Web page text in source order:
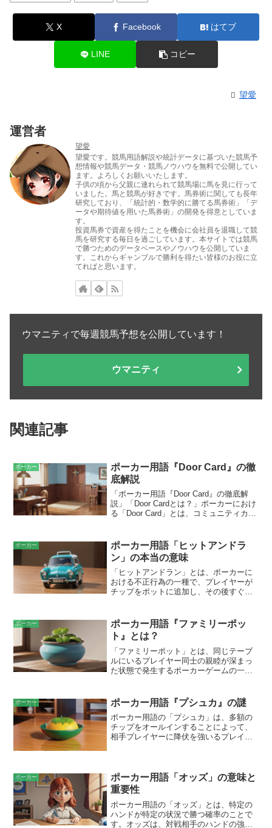
X Facebook はてブ
LINE コピー
望愛
運営者
望愛
望愛です。競馬用語解説や統計データに基づいた競馬予
想情報や競馬データ・競馬ノウハウを無料で公開してい
ます。よろしくお願いいたします。
子供の頃から父親に連れられて競馬場に馬を見に行って
いました。馬と競馬が好きです。馬券術に関しても長年
研究しており、「統計的・数学的に勝てる馬券術」「デ
ータや期待値を用いた馬券術」の開発を得意としていま
す。
投資馬券で資産を得たことを機会に会社員を退職して競
馬を研究する毎日を過ごしています。本サイトでは競馬
で勝つためのデータベースやノウハウを公開していま
す。これからギャンブルで勝利を得たい皆様のお役に立
てればと思います。
ウマニティで毎週競馬予想を公開しています！
ウマニティ
関連記事
ポーカー
ポーカー用語『Door Card』の徹
底解説
「ポーカー用語『Door Card』の徹底解
説」「Door Cardとは？」ポーカーにおけ
る「Door Card」とは、コミュニティカー
のハンドの強さを評価し、戦略を練る上
で重要な手がかりとなります。合計5枚の
コミュニティカードが順次公開されます
が、ドアカードはその最初の1枚です。
ポーカー
ポーカー用語「ヒットアンドラ
ン」の本当の意味
「ヒットアンドラン」とは、ポーカーに
おける不正行為の一種で、プレイヤーが
チップをポットに追加し、その後すぐに
を膨らませる不正な方法です。このよう
な行為は、他のプレイヤーにとって不公
平であり、ゲームの健全性に損害を与え
ます。
ポーカー
ポーカー用語『ファミリーポッ
ト』とは？
「ファミリーポット」とは、同じテーブ
ルにいるプレイヤー同士の親睦が深まっ
た状態で発生するポーカーゲームの一種
ァミリーポットでは、プレイヤー間の友
好感が勝り、よりリラックスした雰囲気
の中でプレイされます。この状態では、
プレイヤーは戦略よりもコミュニケーシ
ョンや親睦を優先し、ポーカーの楽しみ
ポーカー ポーカー用語『プシュカ』の謎
ポーカー用語の「プシュカ」は、多額の
チップをオールインすることによって、
相手プレイヤーに降伏を強いるプレイの
きな賭けを行います。プシュカの目的
は、相手プレイヤーが棄権してポットを
奪うことです。プシュカは非常にハイリ
スクであり、成功する確率は相手のハン
ドの強さやプレイヤーのスキルなど、さ
まざまな要因に依存します。また、使用
ポーカー
ポーカー用語「オッズ」の意味と
重要性
ポーカー用語の「オッズ」とは、特定の
ハンドが特定の状況で勝つ確率のことで
す。オッズは、対戦相手のハンドの強さ